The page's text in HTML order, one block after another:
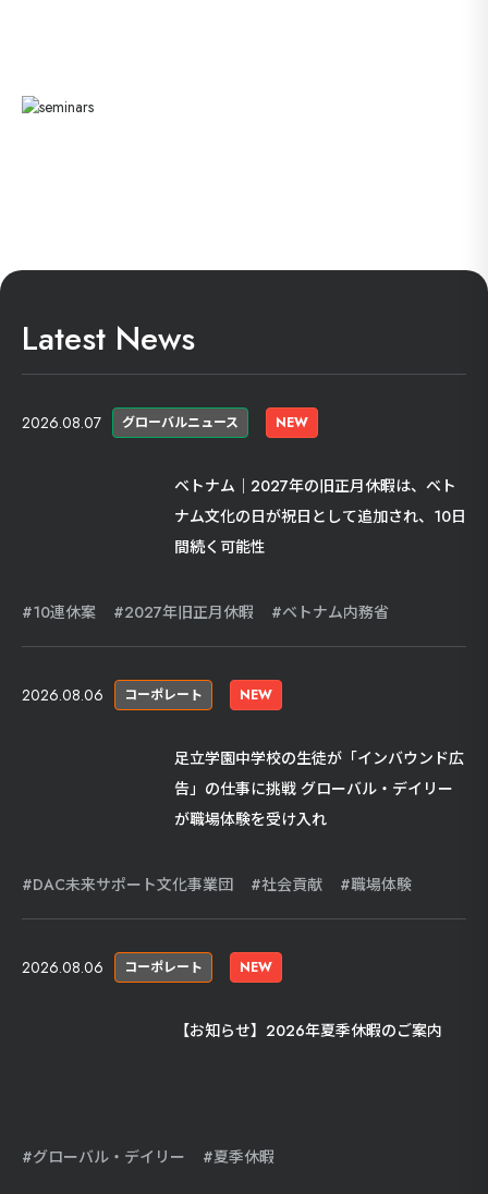
Latest News
NEW
グローバルニュース
2026.08.07
ベトナム｜2027年の旧正月休暇は、ベト
ナム文化の日が祝日として追加され、10日
間続く可能性
10連休案 2027年旧正月休暇 ベトナム内務省
NEW
コーポレート
2026.08.06
足立学園中学校の生徒が「インバウンド広
告」の仕事に挑戦 グローバル・デイリー
が職場体験を受け入れ
DAC未来サポート文化事業団 社会貢献 職場体験
NEW
コーポレート
2026.08.06
【お知らせ】2026年夏季休暇のご案内
グローバル・デイリー 夏季休暇